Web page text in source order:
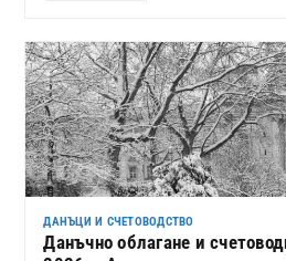
ДАНЪЦИ И СЧЕТОВОДСТВО
Данъчно облагане и